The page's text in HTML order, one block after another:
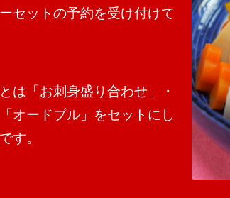
セットの予約を受け付けて
は「お刺身盛り合わせ」・
オードブル」をセットにし
す。